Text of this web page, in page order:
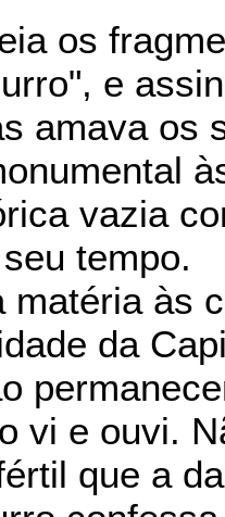
os
e
amava os
vazia
tempo.
matéria às
da
vi e ouvi.
que a